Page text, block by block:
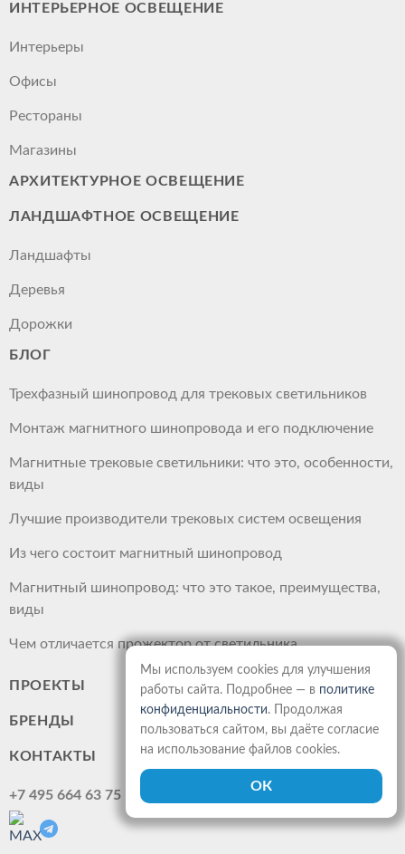
ИНТЕРЬЕРНОЕ ОСВЕЩЕНИЕ
Интерьеры
Офисы
Рестораны
Магазины
АРХИТЕКТУРНОЕ ОСВЕЩЕНИЕ
ЛАНДШАФТНОЕ ОСВЕЩЕНИЕ
Ландшафты
Деревья
Дорожки
БЛОГ
Трехфазный шинопровод для трековых светильников
Монтаж магнитного шинопровода и его подключение
Магнитные трековые светильники: что это, особенности,
виды
Лучшие производители трековых систем освещения
Из чего состоит магнитный шинопровод
Магнитный шинопровод: что это такое, преимущества,
виды
Чем отличается прожектор от светильника
ПРОЕКТЫ
БРЕНДЫ
КОНТАКТЫ
+7 495 664 63 75
Мы используем cookies для улучшения
работы сайта. Подробнее — в политике
конфиденциальности. Продолжая
пользоваться сайтом, вы даёте согласие
на использование файлов cookies.